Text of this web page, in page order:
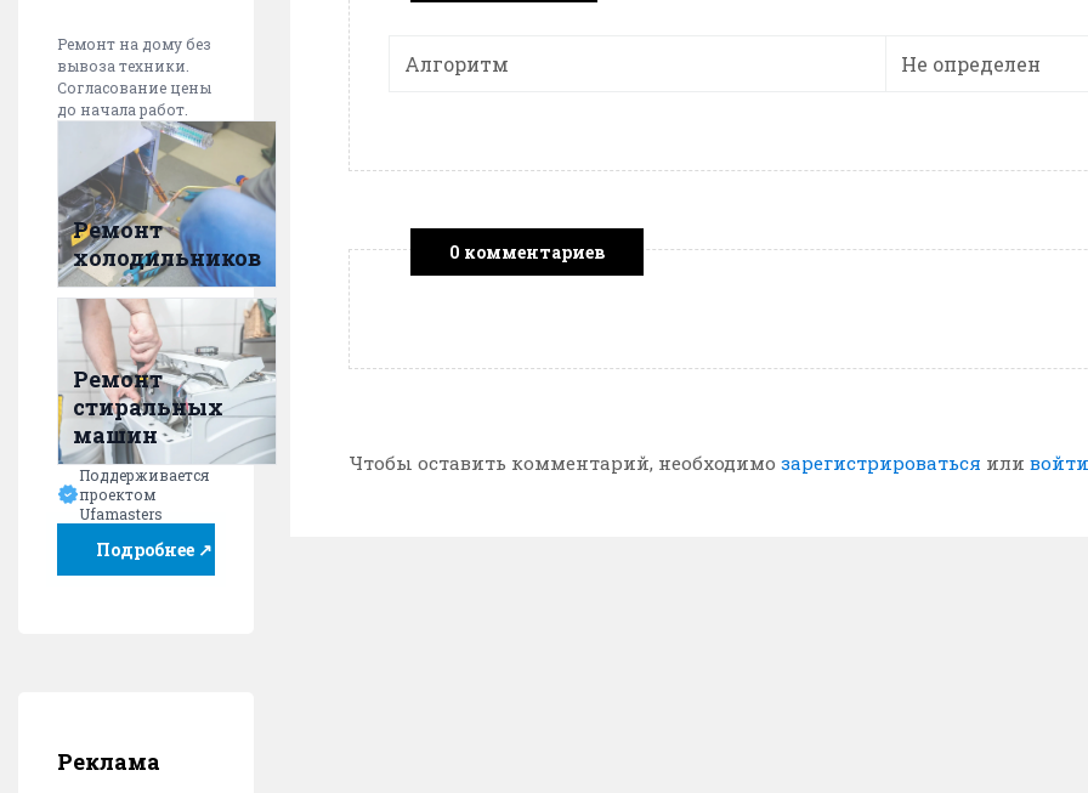
Ремонт на дому без
вывоза техники.
Согласование цены
до начала работ.
Ремонт
холодильников
Ремонт
стиральных
машин
Поддерживается
проектом
Ufamasters
Подробнее ↗
Реклама
Алгоритм Не определен
0 комментариев
Чтобы оставить комментарий, необходимо зарегистрироваться или войти